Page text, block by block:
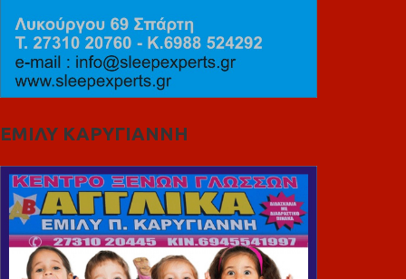
ΕΜΙΛΥ ΚΑΡΥΓΙΑΝΝΗ